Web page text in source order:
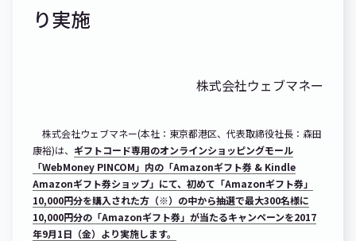
り実施
株式会社ウェブマネー
株式会社ウェブマネー(本社：東京都港区、代表取締役社長：森田
康裕)は、 ギフトコード専用のオンラインショッピングモール
「WebMoney PINCOM」内の「Amazonギフト券 & Kindle
Amazonギフト券ショップ」にて、初めて「Amazonギフト券」
10,000円分を購入された方（※）の中から抽選で最大300名様に
10,000円分の「Amazonギフト券」が当たるキャンペーンを2017
年9月1日（金）より実施します。